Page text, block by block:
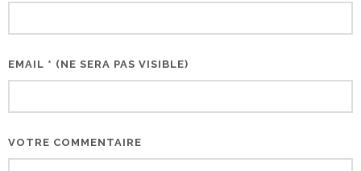
EMAIL * (NE SERA PAS VISIBLE)
VOTRE COMMENTAIRE